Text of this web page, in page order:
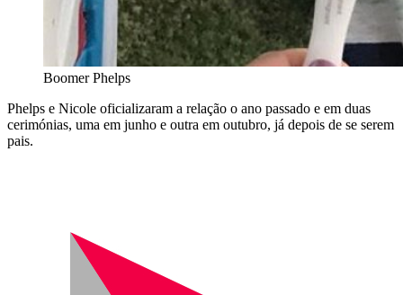
Boomer Phelps
Phelps e Nicole oficializaram a relação o ano passado e em duas
cerimónias, uma em junho e outra em outubro, já depois de se serem
pais.